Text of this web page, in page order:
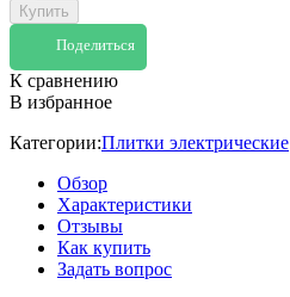
Купить
Поделиться
К сравнению
В избранное
Категории:Плитки электрические
Обзор
Характеристики
Отзывы
Как купить
Задать вопрос